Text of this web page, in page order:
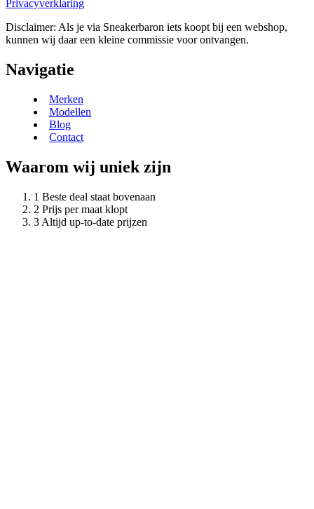
Privacyverklaring
Disclaimer: Als je via Sneakerbaron iets koopt bij een webshop,
kunnen wij daar een kleine commissie voor ontvangen.
Navigatie
Merken
Modellen
Blog
Contact
Waarom wij uniek zijn
Beste deal staat bovenaan
Prijs per maat klopt
Altijd up-to-date prijzen